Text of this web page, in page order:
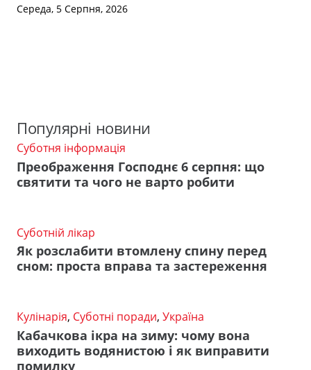
Середа, 5 Серпня, 2026
Популярні новини
Суботня інформація
Преображення Господнє 6 серпня: що
святити та чого не варто робити
Суботній лікар
Як розслабити втомлену спину перед
сном: проста вправа та застереження
Кулінарія, Суботні поради, Україна
Кабачкова ікра на зиму: чому вона
виходить водянистою і як виправити
помилку